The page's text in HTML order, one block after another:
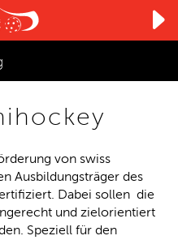
▼
von swiss
Ausbildungsträger des
Dabei sollen die
und zielorientiert
Speziell für den